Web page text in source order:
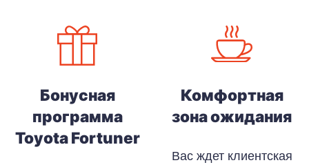
Бонусная
программа
Toyota Fortuner
Комфортная
зона ожидания
Вас ждет клиентская